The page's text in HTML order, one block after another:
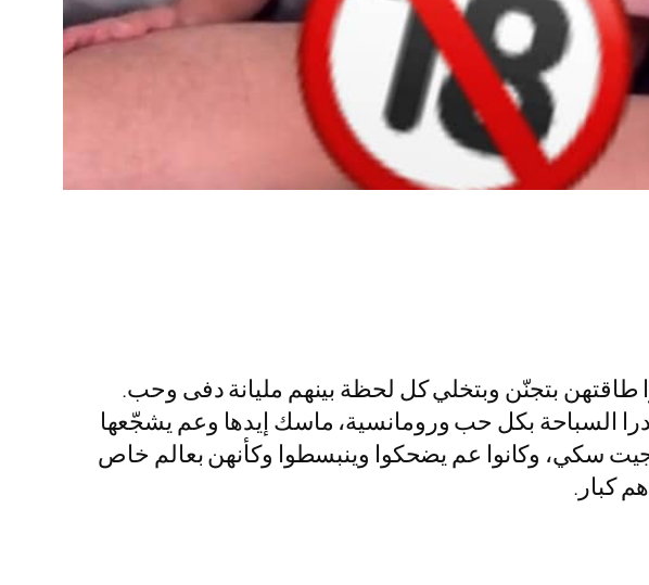
طاقتهن بتجنّن وبتخلي كل لحظة بينهم مليانة دفى وحب.
السباحة بكل حب ورومانسية، ماسك إيدها وعم يشجّعها
سكي، وكانوا عم يضحكوا وينبسطوا وكأنهن بعالم خاص
كبار.